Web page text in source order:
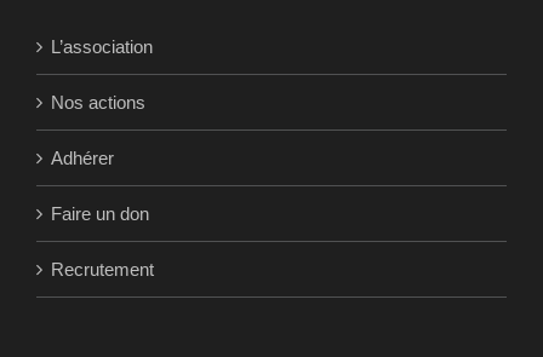
L’association
Nos actions
Adhérer
Faire un don
Recrutement